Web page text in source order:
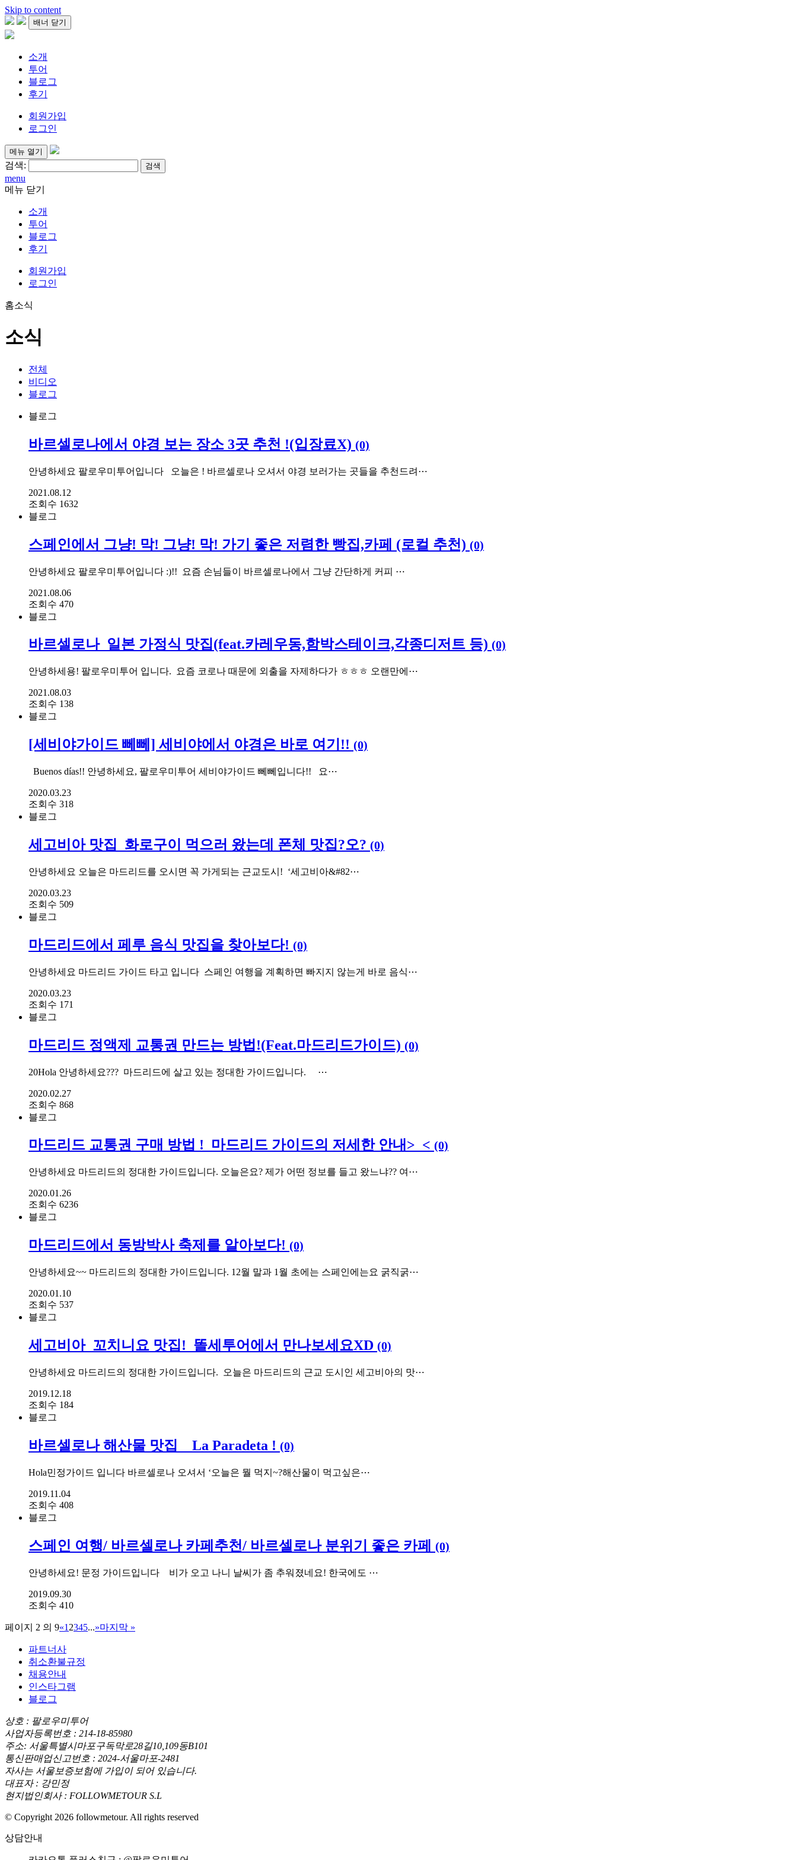
Skip to content
배너 닫기
소개
투어
블로그
후기
회원가입
로그인
메뉴 열기
검색:
menu
메뉴 닫기
소개
투어
블로그
후기
회원가입
로그인
홈소식
소식
전체
비디오
블로그
블로그
바르셀로나에서 야경 보는 장소 3곳 추천 !(입장료X) (0)
안녕하세요 팔로우미투어입니다 오늘은 ! 바르셀로나 오셔서 야경 보러가는 곳들을 추천드려⋯
2021.08.12
조회수 1632
블로그
스페인에서 그냥! 막! 그냥! 막! 가기 좋은 저렴한 빵집,카페 (로컬 추천) (0)
안녕하세요 팔로우미투어입니다 :)!! ​ 요즘 손님들이 바르셀로나에서 그냥 간단하게 커피 ⋯
2021.08.06
조회수 470
블로그
바르셀로나_일본 가정식 맛집(feat.카레우동,함박스테이크,각종디저트 등) (0)
안녕하세용! 팔로우미투어 입니다. ​ 요즘 코로나 때문에 외출을 자제하다가 ㅎㅎㅎ 오랜만에⋯
2021.08.03
조회수 138
블로그
[세비야가이드 뻬뻬] 세비야에서 야경은 바로 여기!! (0)
Buenos días!! 안녕하세요, 팔로우미투어 세비야가이드 뻬뻬입니다!! ​ ​ 요⋯
2020.03.23
조회수 318
블로그
세고비아 맛집_화로구이 먹으러 왔는데 폰체 맛집?오? (0)
안녕하세요 오늘은 마드리드를 오시면 꼭 가게되는 근교도시! ​ ‘세고비아&#82⋯
2020.03.23
조회수 509
블로그
마드리드에서 페루 음식 맛집을 찾아보다! (0)
안녕하세요 마드리드 가이드 타고 입니다 ​ 스페인 여행을 계획하면 빠지지 않는게 바로 음식⋯
2020.03.23
조회수 171
블로그
마드리드 정액제 교통권 만드는 방법!(Feat.마드리드가이드) (0)
20Hola 안녕하세요??? ​ 마드리드에 살고 있는 정대한 가이드입니다. ​ ​ ​ ​ ⋯
2020.02.27
조회수 868
블로그
마드리드 교통권 구매 방법 !_마드리드 가이드의 저세한 안내>_< (0)
안녕하세요 마드리드의 정대한 가이드입니다. 오늘은요? 제가 어떤 정보를 들고 왔느냐?? 여⋯
2020.01.26
조회수 6236
블로그
마드리드에서 동방박사 축제를 알아보다! (0)
안녕하세요~~ 마드리드의 정대한 가이드입니다. 12월 말과 1월 초에는 스페인에는요 굵직굵⋯
2020.01.10
조회수 537
블로그
세고비아_꼬치니요 맛집!_똘세투어에서 만나보세요XD (0)
안녕하세요 마드리드의 정대한 가이드입니다. ​ 오늘은 마드리드의 근교 도시인 세고비아의 맛⋯
2019.12.18
조회수 184
블로그
바르셀로나 해산물 맛집 _ La Paradeta ! (0)
Hola민정가이드 입니다 바르셀로나 오셔서 ‘오늘은 뭘 먹지~?해산물이 먹고싶은⋯
2019.11.04
조회수 408
블로그
스페인 여행/ 바르셀로나 카페추천/ 바르셀로나 분위기 좋은 카페 (0)
안녕하세요! 문정 가이드입니다 ​ ​ ​ 비가 오고 나니 날씨가 좀 추워졌네요! 한국에도 ⋯
2019.09.30
조회수 410
페이지 2 의 9«1 2345...»마지막 »
파트너사
취소환불규정
채용안내
인스타그램
블로그
상호 : 팔로우미투어
사업자등록번호 : 214-18-85980
주소: 서울특별시마포구독막로28길10,109동B101
통신판매업신고번호 : 2024-서울마포-2481
자사는 서울보증보험에 가입이 되어 있습니다.
대표자 : 강민정
현지법인회사 : FOLLOWMETOUR S.L
© Copyright 2026 followmetour. All rights reserved
상담안내